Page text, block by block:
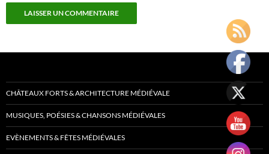
CHÂTEAUX FORTS & ARCHITECTURE MÉDIÉVALE
MUSIQUES, POÉSIES & CHANSONS MÉDIÉVALES
EVÈNEMENTS & FÊTES MÉDIÉVALES